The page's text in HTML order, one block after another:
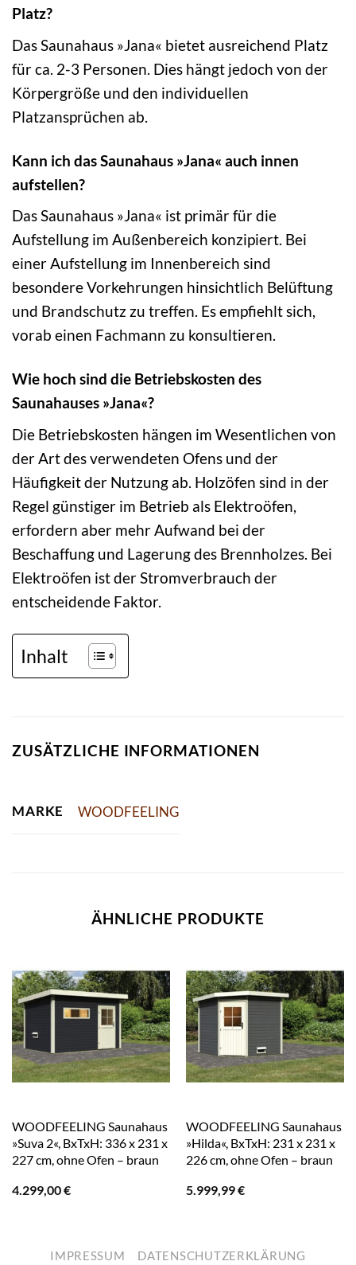
Platz?
Das Saunahaus »Jana« bietet ausreichend Platz
für ca. 2-3 Personen. Dies hängt jedoch von der
Körpergröße und den individuellen
Platzansprüchen ab.
Kann ich das Saunahaus »Jana« auch innen
aufstellen?
Das Saunahaus »Jana« ist primär für die
Aufstellung im Außenbereich konzipiert. Bei
einer Aufstellung im Innenbereich sind
besondere Vorkehrungen hinsichtlich Belüftung
und Brandschutz zu treffen. Es empfiehlt sich,
vorab einen Fachmann zu konsultieren.
Wie hoch sind die Betriebskosten des
Saunahauses »Jana«?
Die Betriebskosten hängen im Wesentlichen von
der Art des verwendeten Ofens und der
Häufigkeit der Nutzung ab. Holzöfen sind in der
Regel günstiger im Betrieb als Elektroöfen,
erfordern aber mehr Aufwand bei der
Beschaffung und Lagerung des Brennholzes. Bei
Elektroöfen ist der Stromverbrauch der
entscheidende Faktor.
Inhalt
ZUSÄTZLICHE INFORMATIONEN
MARKE WOODFEELING
ÄHNLICHE PRODUKTE
WOODFEELING Saunahaus
»Suva 2«, BxTxH: 336 x 231 x
227 cm, ohne Ofen – braun
4.299,00€
WOODFEELING Saunahaus
»Hilda«, BxTxH: 231 x 231 x
226 cm, ohne Ofen – braun
5.999,99€
IMPRESSUM DATENSCHUTZERKLÄRUNG